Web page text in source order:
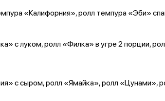
«Калифорния», ролл темпура «Эби»
с луком, ролл «Филка» в угре 2 порции,
с сыром, ролл «Ямайка», ролл «Цунами»,